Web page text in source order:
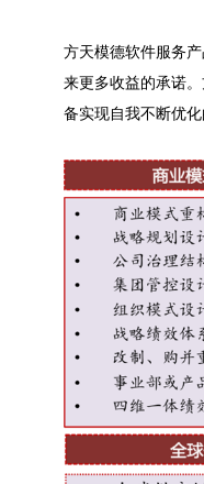
方天模德软件服务
来更多收益的承诺
备实现自我不断优化